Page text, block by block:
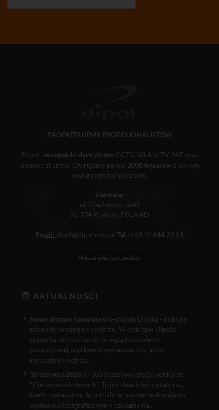
ZAOPATRUJEMY PROFESJONALISTÓW
Dipol - europejski dystrybutor CCTV, WLAN, TV-SAT oraz
producent anten. Oferujemy ponad 2000 towarówz pełnym
wsparciem technicznym.
Centrala:
ul. Ciepłownicza 40
31-574 Kraków, POLAND
Email: dipol@dipol.com.pl Tel.: +48 12 644 29 13
Nasza sieć sprzedaży
AKTUALNOŚCI
Nowe drzewo towarów w e-sklepie Dipola - dobierz
produkty w obrębie systemu. W e-sklepie Dipola
pojawiła się możliwość przeglądania oferty
produktowej pod kątem systemów, tzn. grup
kompatybilnych ze...
10 czerwca 2026 r. - Jubileuszowa edycja konkursu
"Ciekawie o Antenach". To już dwudziesty piąty raz,
kiedy zapraszamy do udziału w naszym wakacyjnym
wyzwaniu fotograficznym – czekamy na...